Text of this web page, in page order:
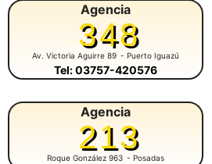
Agencia
348
Av. Victoria Aguirre 89 - Puerto Iguazú
Tel: 03757-420576
Agencia
213
Roque González 963 - Posadas